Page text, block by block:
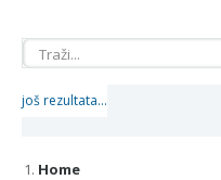
još rezultata...
Home